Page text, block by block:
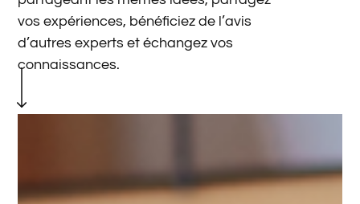
vos expériences, bénéficiez de l’avis
d’autres experts et échangez vos
connaissances.